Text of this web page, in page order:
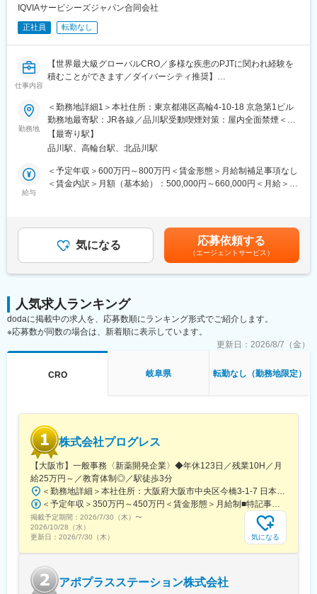
文書作成を経験できます
アドバイスを受けることできます
【同社の魅力】
世界最大のCROと医療データカンパニーの経営統合により、
IQVIAは世界中のどんな会社にも真似できない治験の「質」と「ス
ピード」を両立する仕組みを持った企業へ進化しました。薬剤流
通データと治験データの分析により、海外では治験完了までに期
ている患者様のために、これからもIQVIAは創造的な仕事に挑戦し
ていきます。
「効率的で生産性の高い業務を実施できる場所で勤務する」とい
う考え方で、より柔軟な働き方を導入しています。
フレックスタイム制：コアタイムを設けないフレックスタイム制
変更の範囲：会社の定める業務
IQVIAサービシーズジャパン合同会社
正社員 転勤なし
仕事内容
【世界最大級グローバルCRO／多様な疾患のPJTに関われ経験を
積むことができます／ダイバーシティ推奨】
ます。
■仕事内容：
・臨床試験関連文書（治験実施計画書、治験総括報告書、コモン
テクニカルドキュメント等）の作成
・グローバル試験の治験実施計画書に対して日本要件を満たすた
めの修正版の作成
・製造販売後調査関連文書（安全性定期報告、再審査申請資料
■組織について
Medical Writing部門では、国内外の製薬会社・ベンチャー企業等
プローチが可能な体制になっています。
■仕事の魅力：
医薬品、医療機器、再生医療等幅広い分野の開発品目に関する文
文書作成に際し、社内の医師や薬事の専門知識を有する者からア
グローバルメディカルライティングのメンバーとしてグローバル
【同社の魅力】
■世界100か国以上に展開・進化し続ける世界最大級CRO：
世界最大のCROと医療データカンパニーの経営統合により、
IQVIAは世界中のどんな会社にも真似できない治験の「質」と「ス
ピード」を両立する仕組みを持った企業へ進化しました。薬剤流
通データと治験データの分析により、海外では治験完了までに期
間が数か月も短縮に成功した例もあります。新しい治療法を待っ
ている患者様のために、これからもIQVIAは創造的な仕事に挑戦し
ていきます。
フレキシブルスタイルワーク：働く場所はオフィスに拘らず、
「効率的で生産性の高い業務を実施できる場所で勤務する」とい
勤務地
＜勤務地詳細1＞本社住所：東京都港区高輪4-10-18 京急第1ビル
勤務地最寄駅：JR各線／品川駅受動喫煙対策：屋内全面禁煙＜勤
務地詳細2＞全国住所：全国 ※希望勤務地はアドバイザーにお伝
えください。 受動喫煙対策：屋内全面禁煙変更の範囲：会社の定
【最寄り駅】
品川駅、高輪台駅、北品川駅
給与
＜予定年収＞600万円～800万円＜賃金形態＞月給制補足事項なし
＜賃金内訳＞月額（基本給）：500,000円～660,000円＜月給＞
績賞与：年1回賃金はあくまでも目安の金額であり、選考を通じて
上下する可能性があります。月給(月額)は固定手当を含めた表記で
す。
気になる 応募依頼する
（エージェントサービス）
人気求人ランキング
dodaに掲載中の求人を、応募数順にランキング形式でご紹介します。
※応募数が同数の場合は、新着順に表示しています。
更新日： 2026/8/7（金）
CRO 岐阜県 転勤なし（勤務地限定）
株式会社プログレス
【大阪市】一般事務〈新薬開発企業〉◆年休123日／残業10H／月
給25万円～／教育体制◎／駅徒歩3分
＜勤務地詳細＞本社住所：大阪府大阪市中央区今橋3-1-7 日本生命今橋ビル受動喫煙対策：屋内全面禁煙変更の範囲：無
＜予定年収＞350万円～450万円＜賃金形態＞月給制■特記事項なし＜賃金内訳＞月額（基本給）：232,000円～260,000円固定残業手当/月：18,000円～20,000円（固定残業時間10時間0分/月）超過した時間外労働の残業手当は追加支給＜月給＞250,000円～280,000円（一律手当を含む）＜昇給有無＞有＜残業手当＞有＜給与補足＞■賞与（年4回）：初年度0.7か月分、2年目以降1.4か月（変動有）■昇給（年1回以上）＊通勤手当（全額）＊住宅手当＊習い事支援手当 （社員が契約した習い事を上限7,000円として80％を支給）＊医療費補助手当 （社員とその両親の保険診療の医療費の自己負担額の50％を支給）賃金はあくまでも目安の金額であり、選考を通じて上下する可能性があります。月給(月額)は固定手当を含めた表記です。
掲載予定期間： 2026/7/30（木） 〜
2026/10/28（水）
更新日： 2026/7/30（木） 気になる
アポプラスステーション株式会社